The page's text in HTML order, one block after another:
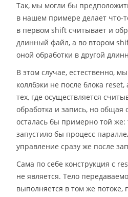
Так, мы могли бы
в нашем примере делает что-
в первом shift считывает и
длинный файл, а во втором
оной обработки в другой
В этом случае, естественно,
коллбэки не после блока
тех, где осуществляется
обработка и запись, но общая
осталась бы примерно той же:
запустило бы процесс
управление сразу же после
Сама по себе конструкция с
не является. Тело
выполняется в том же потоке,